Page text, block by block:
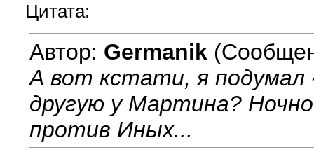
Цитата:
Автор: Germanik
А вот кстати, я подумал
другую у Мартина?
против Иных...